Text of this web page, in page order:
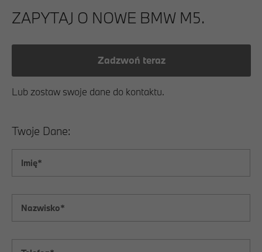
ZAPYTAJ O NOWE BMW M5.
Zadzwoń teraz
Lub zostaw swoje dane do kontaktu.
Twoje Dane: